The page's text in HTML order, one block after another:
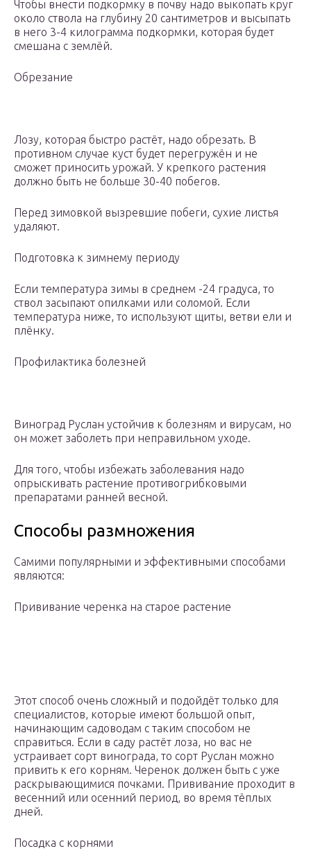
Чтобы внести подкормку в почву надо выкопать круг
около ствола на глубину 20 сантиметров и высыпать
в него 3-4 килограмма подкормки, которая будет
смешана с землёй.
Обрезание
Лозу, которая быстро растёт, надо обрезать. В
противном случае куст будет перегружён и не
сможет приносить урожай. У крепкого растения
должно быть не больше 30-40 побегов.
Перед зимовкой вызревшие побеги, сухие листья
удаляют.
Подготовка к зимнему периоду
Если температура зимы в среднем -24 градуса, то
ствол засыпают опилками или соломой. Если
температура ниже, то используют щиты, ветви ели и
плёнку.
Профилактика болезней
Виноград Руслан устойчив к болезням и вирусам, но
он может заболеть при неправильном уходе.
Для того, чтобы избежать заболевания надо
опрыскивать растение противогрибковыми
препаратами ранней весной.
Способы размножения
Самими популярными и эффективными способами
являются:
Прививание черенка на старое растение
Этот способ очень сложный и подойдёт только для
специалистов, которые имеют большой опыт,
начинающим садоводам с таким способом не
справиться. Если в саду растёт лоза, но вас не
устраивает сорт винограда, то сорт Руслан можно
привить к его корням. Черенок должен быть с уже
раскрывающимися почками. Прививание проходит в
весенний или осенний период, во время тёплых
дней.
Посадка с корнями